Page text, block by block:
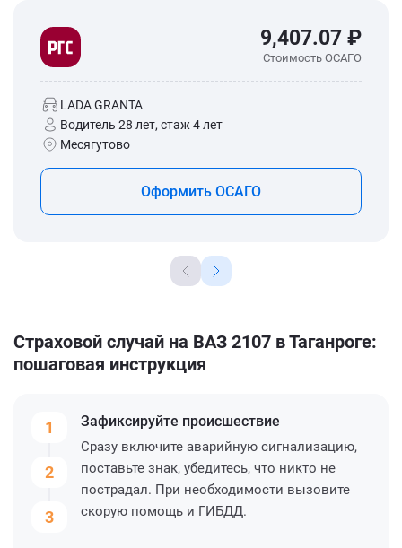
9,407.07 ₽
Стоимость ОСАГО
LADA GRANTA
Водитель 28 лет, стаж 4 лет
Месягутово
Оформить ОСАГО
Страховой случай на ВАЗ 2107 в Таганроге:
пошаговая инструкция
1
2
3
Зафиксируйте происшествие
Сразу включите аварийную сигнализацию,
поставьте знак, убедитесь, что никто не
пострадал. При необходимости вызовите
скорую помощь и ГИБДД.